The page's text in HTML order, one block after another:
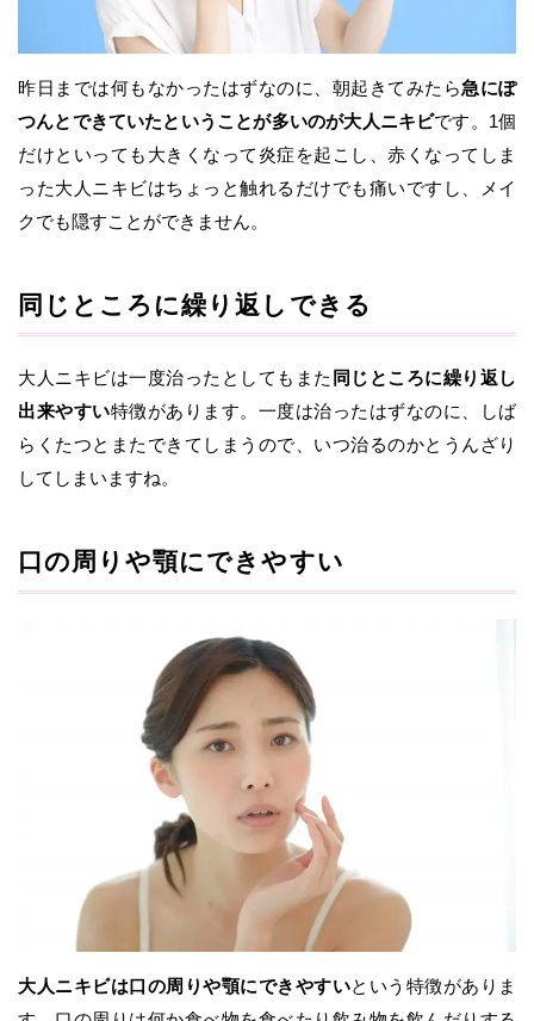
昨日までは何もなかったはずなのに、朝起きてみたら急にぽ
つんとできていたということが多いのが大人ニキビです。1個
だけといっても大きくなって炎症を起こし、赤くなってしま
った大人ニキビはちょっと触れるだけでも痛いですし、メイ
クでも隠すことができません。
同じところに繰り返しできる
大人ニキビは一度治ったとしてもまた 同じところに繰り返し
出来やすい特徴があります。一度は治ったはずなのに、しば
らくたつとまたできてしまうので、いつ治るのかとうんざり
してしまいますね。
口の周りや顎にできやすい
大人ニキビは口の周りや顎にできやすいという特徴がありま